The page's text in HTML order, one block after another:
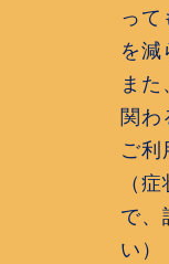
っ
を減
ま
関わ
ご利
（
で
い）